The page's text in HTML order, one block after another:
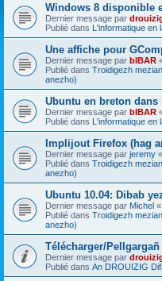
Windows 8 disponible
Dernier message par
Publié dans L'informatique en
Une affiche pour
Dernier message par bIBAR
Publié dans Troidigezh
anezho)
Ubuntu en breton
Dernier message par bIBAR
Publié dans L'informatique en
Implijout Firefox (hag
Dernier message par jeremy «
Publié dans Troidigezh
anezho)
Ubuntu 10.04: Dibab
Dernier message par Michel «
Publié dans Troidigezh
anezho)
Télécharger/Pellgargañ
Dernier message par
Publié dans An DROUIZIG